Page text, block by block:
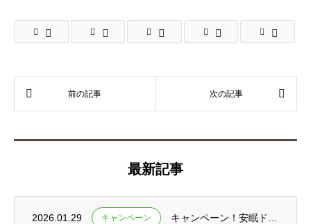
最新記事
2026.01.29 キャンペーン